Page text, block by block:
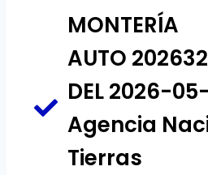
MONTERÍA
AUTO
DEL 2026-
Agencia
Tierras